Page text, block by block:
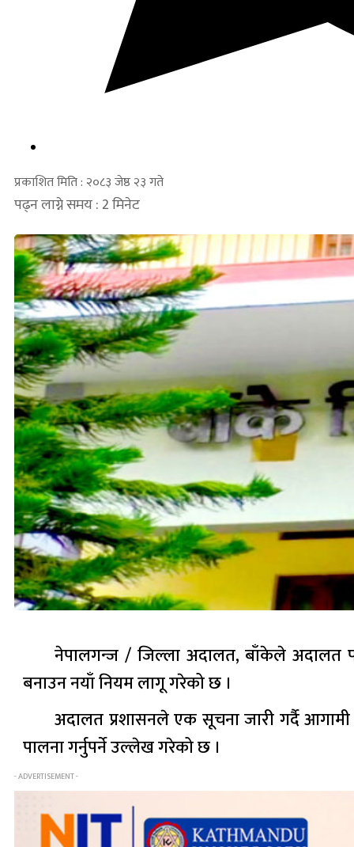
प्रकाशित मिति : २०८३ जेष्ठ २३ गते
पढ्न लाग्ने समय : 2 मिनेट
नेपालगन्ज / जिल्ला अदालत, बाँकेले अदालत
बनाउन नयाँ नियम लागू गरेको छ ।
अदालत प्रशासनले एक सूचना जारी गर्दै आगामी
पालना गर्नुपर्ने उल्लेख गरेको छ ।
- ADVERTISEMENT -